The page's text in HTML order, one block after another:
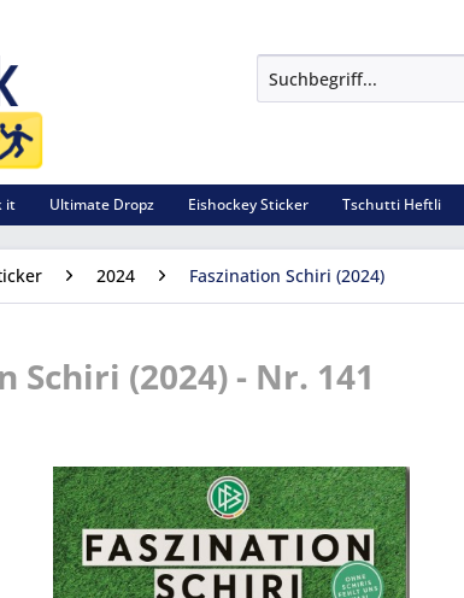
it Ultimate Dropz Eishockey Sticker Tschutti Heftli
2024 Faszination Schiri (2024)
Schiri (2024) - Nr. 141